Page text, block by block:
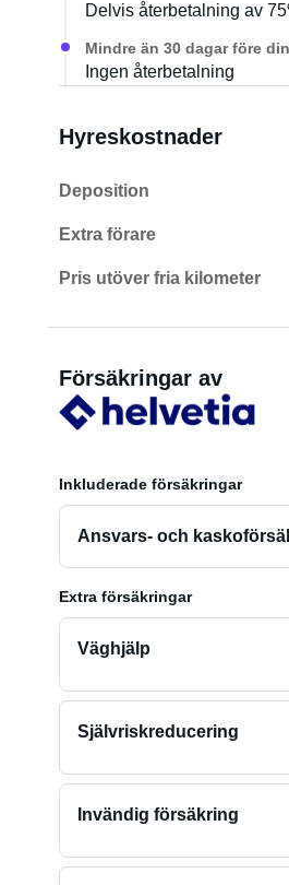
Delvis återbetalning av
Mindre än 30 dagar före
Ingen återbetalning
Hyreskostnader
Deposition
Extra förare
Pris utöver fria kilometer
Försäkringar av
Inkluderade försäkringar
Ansvars- och
Extra försäkringar
Väghjälp
Självriskreducering
Invändig försäkring